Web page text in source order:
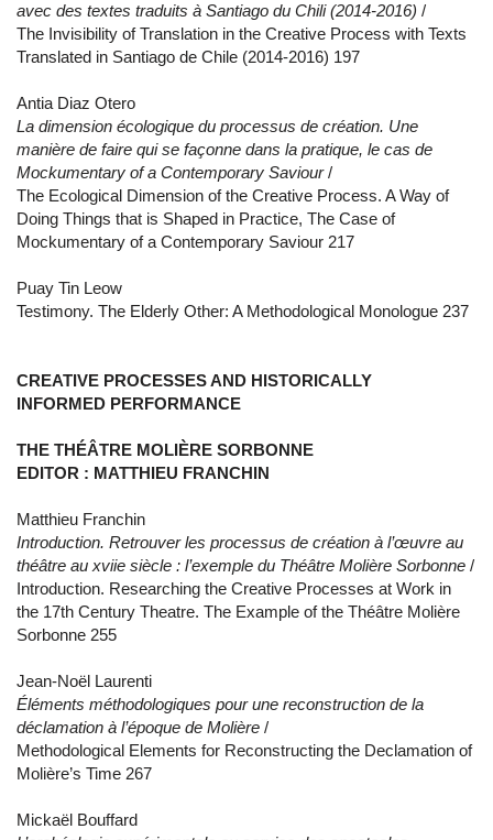
avec des textes traduits à Santiago du Chili (2014-2016) /
The Invisibility of Translation in the Creative Process with Texts
Translated in Santiago de Chile (2014-2016) 197
Antia Diaz Otero
La dimension écologique du processus de création. Une
manière de faire qui se façonne dans la pratique, le cas de
Mockumentary of a Contemporary Saviour/
The Ecological Dimension of the Creative Process. A Way of
Doing Things that is Shaped in Practice, The Case of
Mockumentary of a Contemporary Saviour 217
Puay Tin Leow
Testimony. The Elderly Other: A Methodological Monologue 237
CREATIVE PROCESSES AND HISTORICALLY
INFORMED PERFORMANCE
THE THÉÂTRE MOLIÈRE SORBONNE
EDITOR : MATTHIEU FRANCHIN
Matthieu Franchin
Introduction. Retrouver les processus de création à l’œuvre au
théâtre au xviie siècle : l’exemple du Théâtre Molière Sorbonne /
Introduction. Researching the Creative Processes at Work in
the 17th Century Theatre. The Example of the Théâtre Molière
Sorbonne 255
Jean-Noël Laurenti
Éléments méthodologiques pour une reconstruction de la
déclamation à l’époque de Molière /
Methodological Elements for Reconstructing the Declamation of
Molière’s Time 267
Mickaël Bouffard